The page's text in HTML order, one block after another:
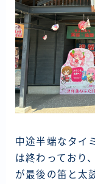
中途半端なタイ
は終わっており
が最後の笛と太